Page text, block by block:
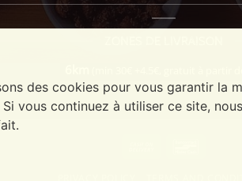
des cookies pour vous garantir la
vous continuez à utiliser ce site,